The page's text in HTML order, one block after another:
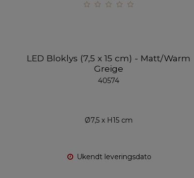
LED Bloklys (7,5 x 15 cm) - Matt/Warm
Greige
40574
Ø7,5 x H15 cm
Ukendt leveringsdato